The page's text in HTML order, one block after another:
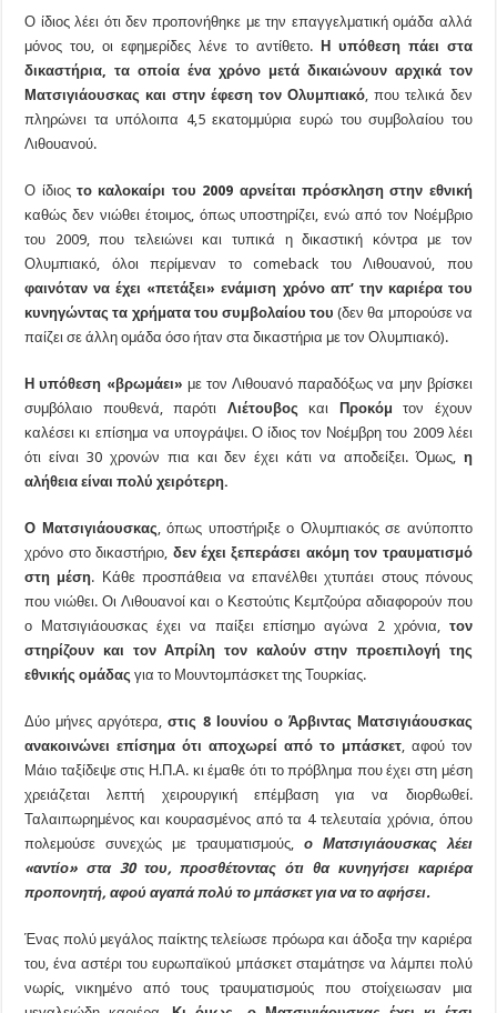
Ο ίδιος λέει ότι δεν προπονήθηκε με την επαγγελματική ομάδα αλλά
μόνος του, οι εφημερίδες λένε το αντίθετο. Η υπόθεση πάει στα
δικαστήρια, τα οποία ένα χρόνο μετά δικαιώνουν αρχικά τον
Ματσιγιάουσκας και στην έφεση τον Ολυμπιακό, που τελικά δεν
πληρώνει τα υπόλοιπα 4,5 εκατομμύρια ευρώ του συμβολαίου του
Λιθουανού.
Ο ίδιοςτο καλοκαίρι του 2009 αρνείται πρόσκληση στην εθνική
καθώς δεν νιώθει έτοιμος, όπως υποστηρίζει, ενώ από τον Νοέμβριο
του 2009, που τελειώνει και τυπικά η δικαστική κόντρα με τον
Ολυμπιακό, όλοι περίμεναν το comeback του Λιθουανού, που
φαινόταν να έχει «πετάξει» ενάμιση χρόνο απ’ την καριέρα του
κυνηγώντας τα χρήματα του συμβολαίου του (δεν θα μπορούσε να
παίζει σε άλλη ομάδα όσο ήταν στα δικαστήρια με τον Ολυμπιακό).
Η υπόθεση «βρωμάει» με τον Λιθουανό παραδόξως να μην βρίσκει
συμβόλαιο πουθενά, παρότι Λιέτουβοςκαι Προκόμτον έχουν
καλέσει κι επίσημα να υπογράψει. Ο ίδιος τον Νοέμβρη του 2009 λέει
ότι είναι 30 χρονών πια και δεν έχει κάτι να αποδείξει. Όμως, η
αλήθεια είναι πολύ χειρότερη.
Ο Ματσιγιάουσκας, όπως υποστήριξε ο Ολυμπιακός σε ανύποπτο
χρόνο στο δικαστήριο, δεν έχει ξεπεράσει ακόμη τον τραυματισμό
στη μέση. Κάθε προσπάθεια να επανέλθει χτυπάει στους πόνους
που νιώθει. Οι Λιθουανοί και ο Κεστούτις Κεμτζούρα αδιαφορούν που
ο Ματσιγιάουσκας έχει να παίξει επίσημο αγώνα 2 χρόνια, τον
στηρίζουν και τον Απρίλη τον καλούν στην προεπιλογή της
εθνικής ομάδαςγια το Μουντομπάσκετ της Τουρκίας.
Δύο μήνες αργότερα,στις 8 Ιουνίου ο Άρβιντας Ματσιγιάουσκας
ανακοινώνει επίσημα ότι αποχωρεί από το μπάσκετ, αφού τον
Μάιο ταξίδεψε στις Η.Π.Α. κι έμαθε ότι το πρόβλημα που έχει στη μέση
χρειάζεται λεπτή χειρουργική επέμβαση για να διορθωθεί.
Ταλαιπωρημένος και κουρασμένος από τα 4 τελευταία χρόνια, όπου
πολεμούσε συνεχώς με τραυματισμούς, ο Ματσιγιάουσκας λέει
«αντίο» στα 30 του, προσθέτοντας ότι θα κυνηγήσει καριέρα
προπονητή, αφού αγαπά πολύ το μπάσκετ για να το αφήσει.
Ένας πολύ μεγάλος παίκτης τελείωσε πρόωρα και άδοξα την καριέρα
του, ένα αστέρι του ευρωπαϊκού μπάσκετ σταμάτησε να λάμπει πολύ
νωρίς, νικημένο από τους τραυματισμούς που στοίχειωσαν μια